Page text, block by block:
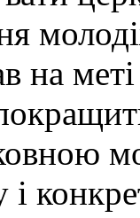
на меті
і